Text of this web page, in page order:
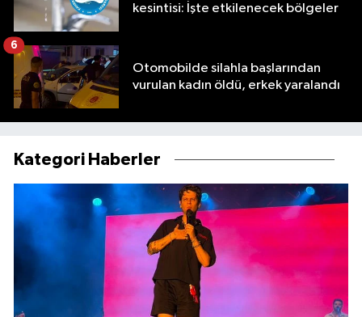
kesintisi: İşte etkilenecek bölgeler
Otomobilde silahla başlarından
vurulan kadın öldü, erkek yaralandı
6
Kategori Haberler